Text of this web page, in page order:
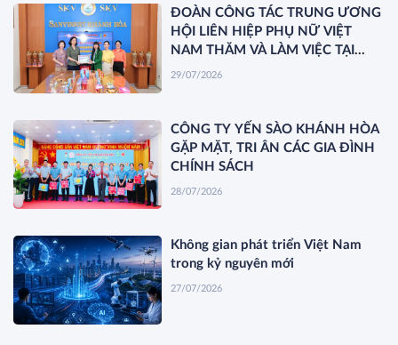
ĐOÀN CÔNG TÁC TRUNG ƯƠNG
HỘI LIÊN HIỆP PHỤ NỮ VIỆT
NAM THĂM VÀ LÀM VIỆC TẠI
YẾN SÀO KHÁNH HÒA
29/07/2026
CÔNG TY YẾN SÀO KHÁNH HÒA
GẶP MẶT, TRI ÂN CÁC GIA ĐÌNH
CHÍNH SÁCH
28/07/2026
Không gian phát triển Việt Nam
trong kỷ nguyên mới
27/07/2026